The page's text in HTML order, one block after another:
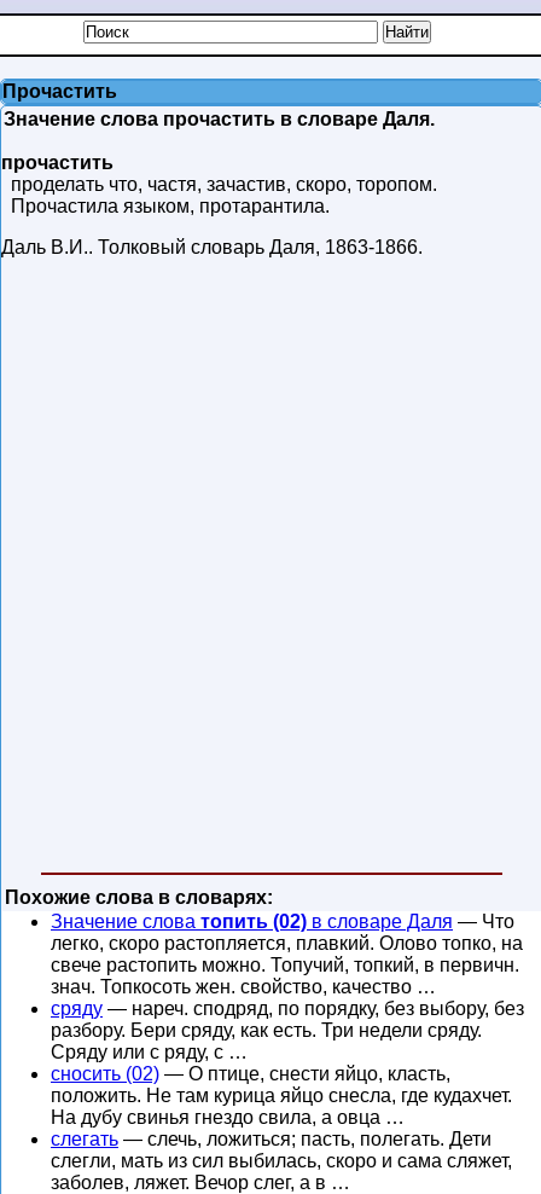
Прочастить
Значение слова прочастить в словаре Даля.
прочастить
проделать что, частя, зачастив, скоро, торопом.
Прочастила языком, протарантила.
Даль В.И.. Толковый словарь Даля, 1863-1866.
Похожие слова в словарях:
Значение слова топить (02) в словаре Даля — Что
легко, скоро растопляется, плавкий. Олово топко, на
свече растопить можно. Топучий, топкий, в первичн.
знач. Топкосоть жен. свойство, качество …
сряду — нареч. сподряд, по порядку, без выбору, без
разбору. Бери сряду, как есть. Три недели сряду.
Сряду или с ряду, с …
сносить (02) — О птице, снести яйцо, класть,
положить. Не там курица яйцо снесла, где кудахчет.
На дубу свинья гнездо свила, а овца …
слегать — слечь, ложиться; пасть, полегать. Дети
слегли, мать из сил выбилась, скоро и сама сляжет,
заболев, ляжет. Вечор слег, а в …